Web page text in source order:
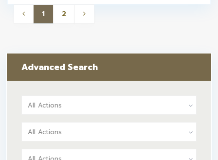
1 2
Advanced Search
All Actions
All Actions